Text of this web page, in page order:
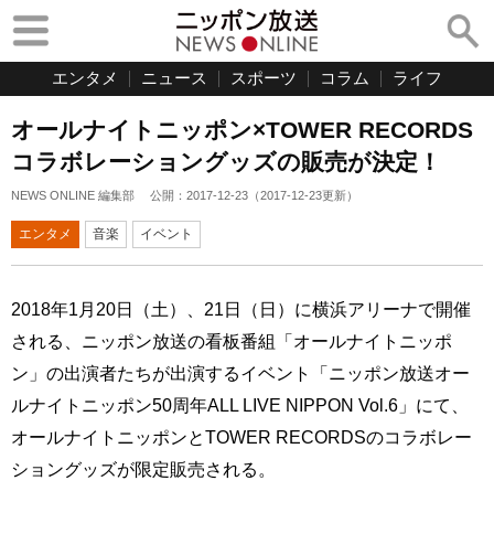
エンタメ ニュース スポーツ コラム ライフ
オールナイトニッポン×TOWER RECORDS
コラボレーショングッズの販売が決定！
NEWS ONLINE 編集部 公開： 2017-12-23 （2017-12-23更新）
エンタメ 音楽 イベント
2018年1月20日（土）、21日（日）に横浜アリーナで開催
される、ニッポン放送の看板番組「オールナイトニッポ
ン」の出演者たちが出演するイベント「ニッポン放送オー
ルナイトニッポン50周年ALL LIVE NIPPON Vol.6」にて、
オールナイトニッポンとTOWER RECORDSのコラボレー
ショングッズが限定販売される。